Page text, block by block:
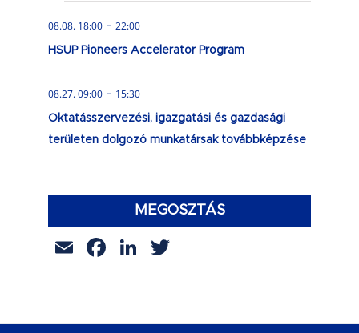
08.08. 18:00 - 22:00
HSUP Pioneers Accelerator Program
08.27. 09:00 - 15:30
Oktatásszervezési, igazgatási és gazdasági
területen dolgozó munkatársak továbbképzése
MEGOSZTÁS
EmailFacebook
LinkedIn